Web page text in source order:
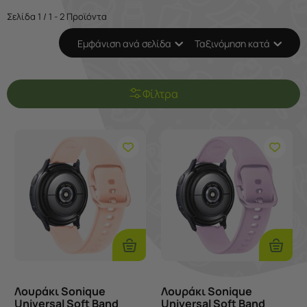
Σελίδα 1 / 1 - 2 Προϊόντα
Εμφάνιση ανά σελίδα Ταξινόμηση κατά
Φίλτρα
Προσθήκη
Στο
Καλάθι
Λουράκι Sonique
Universal Soft Band
Στο
Καλάθι
Λουράκι Sonique
Universal Soft Band